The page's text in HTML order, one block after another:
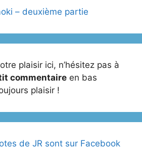
– deuxième partie
plaisir ici, n’hésitez pas à
commentaire en bas
plaisir !
de JR sont sur Facebook